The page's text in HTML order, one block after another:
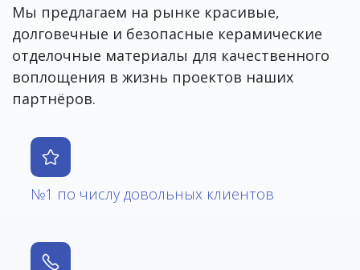
Мы предлагаем на рынке красивые,
долговечные и безопасные керамические
отделочные материалы для качественного
воплощения в жизнь проектов наших
партнёров.
№1 по числу довольных клиентов